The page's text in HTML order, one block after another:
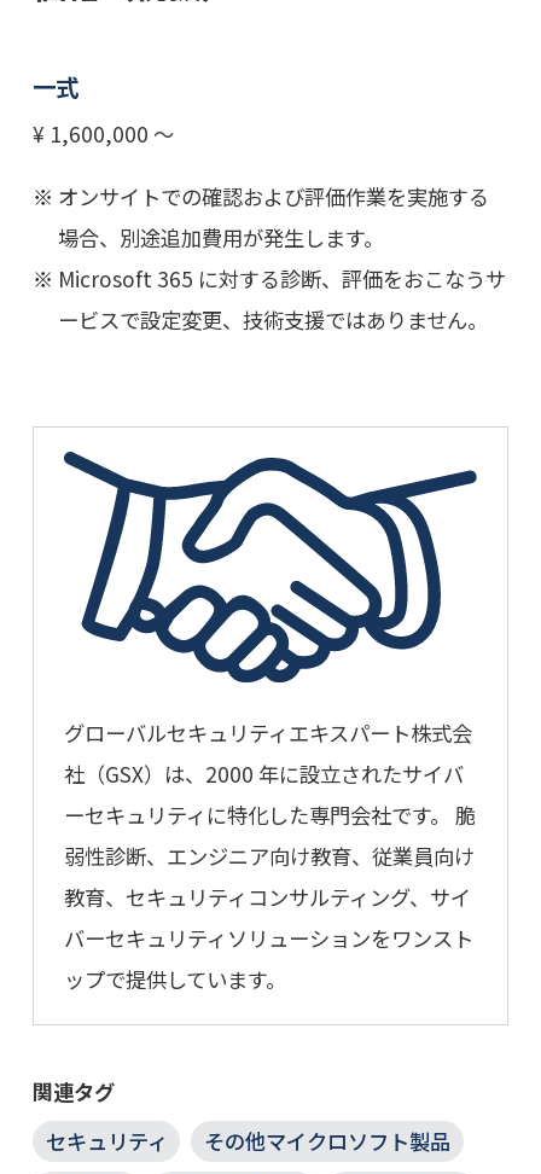
一式
¥ 1,600,000 ～
オンサイトでの確認および評価作業を実施する
場合、別途追加費用が発生します。
Microsoft 365 に対する診断、評価をおこなうサ
ービスで設定変更、技術支援ではありません。
グローバルセキュリティエキスパート株式会
社（GSX）は、2000 年に設立されたサイバ
ーセキュリティに特化した専門会社です。 脆
弱性診断、エンジニア向け教育、従業員向け
教育、セキュリティコンサルティング、サイ
バーセキュリティソリューションをワンスト
ップで提供しています。
関連タグ
セキュリティ
その他マイクロソフト製品